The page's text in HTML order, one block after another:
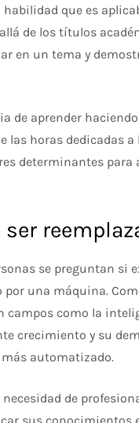
que es
de los títulos
en un tema y
de aprender
las horas dedicadas
determinantes para
se preguntan si
una máquina.
campos como la
crecimiento y su
automatizado.
de